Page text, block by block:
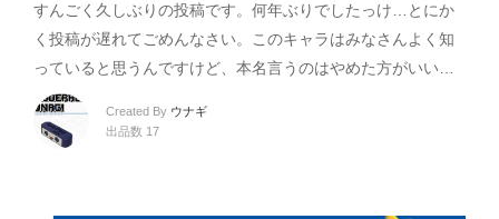
すんごく久しぶりの投稿です。何年ぶりでしたっけ…とにか
く投稿が遅れてごめんなさい。このキャラはみなさんよく知
っていると思うんですけど、本名言うのはやめた方がいい…
Created By ウナギ
出品数 17